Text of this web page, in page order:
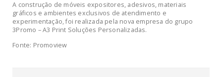
A construção de móveis expositores, adesivos, materiais
gráficos e ambientes exclusivos de atendimento e
experimentação, foi realizada pela nova empresa do grupo
3Promo – A3 Print Soluções Personalizadas.
Fonte: Promoview